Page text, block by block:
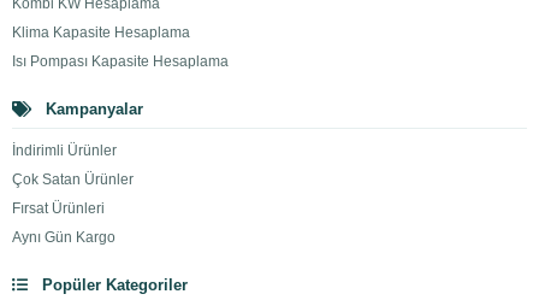
Kombi KW Hesaplama
Klima Kapasite Hesaplama
Isı Pompası Kapasite Hesaplama
Kampanyalar
İndirimli Ürünler
Çok Satan Ürünler
Fırsat Ürünleri
Aynı Gün Kargo
Popüler Kategoriler